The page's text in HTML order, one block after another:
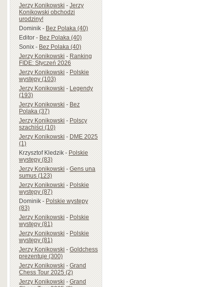
Jerzy Konikowski-Jerzy
Konikowski obchodzi
urodziny!
Dominik-Bez Polaka (40)
Editor-Bez Polaka (40)
Sonix-Bez Polaka (40)
Jerzy Konikowski-Ranking
FIDE: Styczeń 2026
Jerzy Konikowski-Polskie
występy (103)
Jerzy Konikowski-Legendy
(193)
Jerzy Konikowski-Bez
Polaka (37)
Jerzy Konikowski-Polscy
szachiści (10)
Jerzy Konikowski-DME 2025
(1)
Krzysztof Kledzik-Polskie
występy (83)
Jerzy Konikowski-Gens una
sumus (123)
Jerzy Konikowski-Polskie
występy (87)
Dominik-Polskie występy
(83)
Jerzy Konikowski-Polskie
występy (81)
Jerzy Konikowski-Polskie
występy (81)
Jerzy Konikowski-Goldchess
prezentuje (300)
Jerzy Konikowski-Grand
Chess Tour 2025 (2)
Jerzy Konikowski-Grand